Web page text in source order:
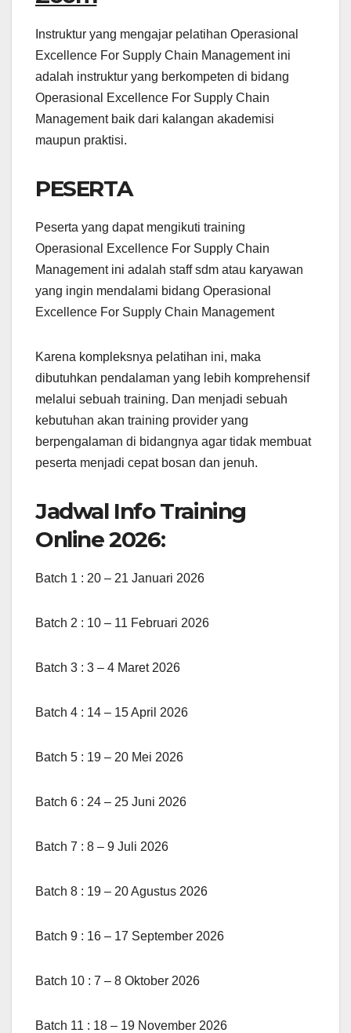
Instruktur yang mengajar pelatihan Operasional
Excellence For Supply Chain Management ini
adalah instruktur yang berkompeten di bidang
Operasional Excellence For Supply Chain
Management baik dari kalangan akademisi
maupun praktisi.
PESERTA
Peserta yang dapat mengikuti training
Operasional Excellence For Supply Chain
Management ini adalah staff sdm atau karyawan
yang ingin mendalami bidang Operasional
Excellence For Supply Chain Management
Karena kompleksnya pelatihan ini, maka
dibutuhkan pendalaman yang lebih komprehensif
melalui sebuah training. Dan menjadi sebuah
kebutuhan akan training provider yang
berpengalaman di bidangnya agar tidak membuat
peserta menjadi cepat bosan dan jenuh.
Jadwal Info Training
Online 2026:
Batch 1 : 20 – 21 Januari 2026
Batch 2 : 10 – 11 Februari 2026
Batch 3 : 3 – 4 Maret 2026
Batch 4 : 14 – 15 April 2026
Batch 5 : 19 – 20 Mei 2026
Batch 6 : 24 – 25 Juni 2026
Batch 7 : 8 – 9 Juli 2026
Batch 8 : 19 – 20 Agustus 2026
Batch 9 : 16 – 17 September 2026
Batch 10 : 7 – 8 Oktober 2026
Batch 11 : 18 – 19 November 2026